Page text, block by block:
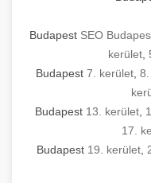
Budapest SEO
kerület,
Budapest 7. kerület,
Budapest 13. kerület
17.
Budapest 19. kerület